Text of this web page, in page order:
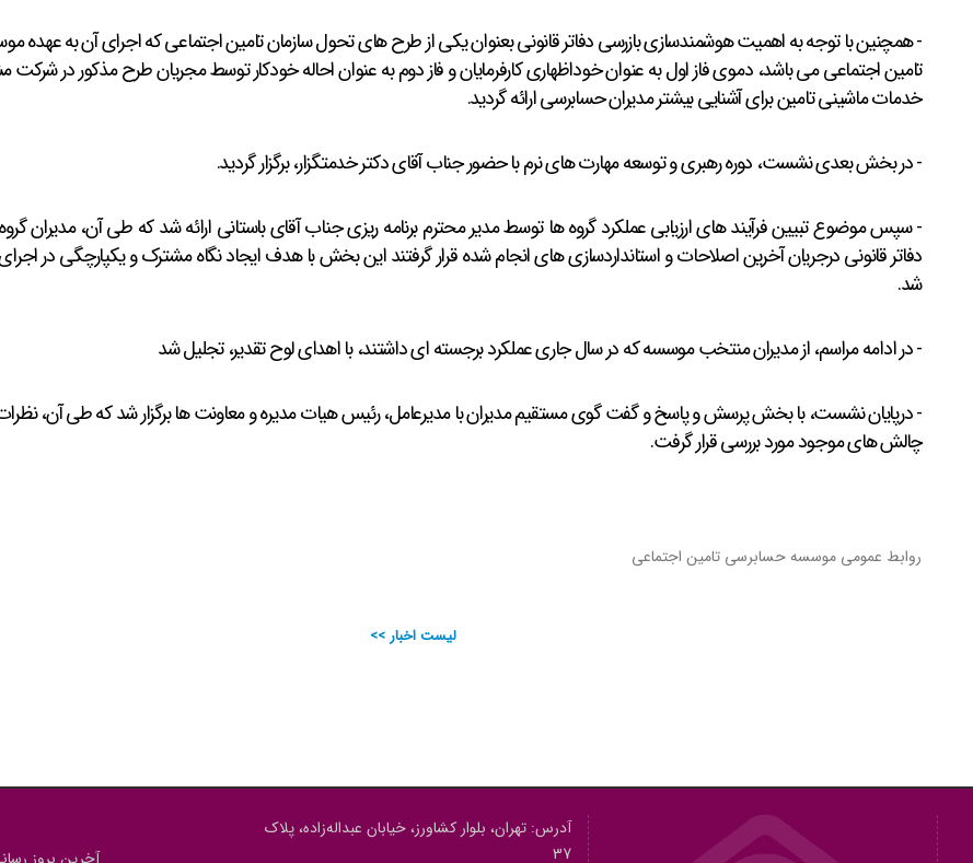
- همچنین با توجه به اهمیت هوشمندسازی بازرسی دفاتر قانونی بعنوان یکی از طرح های تحول سازمان تامین اجتماعی که اجرای آن به عهده
تامین اجتماعی می باشد، دموی فاز اول به عنوان خوداظهاری کارفرمایان و فاز دوم به عنوان احاله خودکار توسط مجریان طرح مذکور در شرکت
خدمات ماشینی تامین برای آشنایی بیشتر مدیران حسابرسی ارائه گردید.
- در بخش بعدی نشست، دوره رهبری و توسعه مهارت های نرم با حضور جناب آقای دکتر خدمتگزار، برگزار گردید.
- سپس موضوع تبیین فرآیند های ارزیابی عملکرد گروه ها توسط مدیر محترم برنامه ریزی جناب آقای باستانی ارائه شد که طی آن، مدیران
دفاتر قانونی درجریان آخرین اصلاحات و استانداردسازی های انجام شده قرار گرفتند این بخش با هدف ایجاد نگاه مشترک و یکپارچگی در اجرای
شد.
- در ادامه مراسم، از مدیران منتخب موسسه که در سال جاری عملکرد برجسته ای داشتند، با اهدای لوح تقدیر، تجلیل شد
- درپایان نشست، با بخش پرسش و پاسخ و گفت گوی مستقیم مدیران با مدیرعامل، رئیس هیات مدیره و معاونت ها برگزار شد که طی آن،
چالش های موجود مورد بررسی قرار گرفت.
روابط عمومی موسسه حسابرسی تامین اجتماعی
لیست اخبار >>
آدرس: تهران، بلوار کشاورز، خیابان عبداله‌زاده، پلاک
37